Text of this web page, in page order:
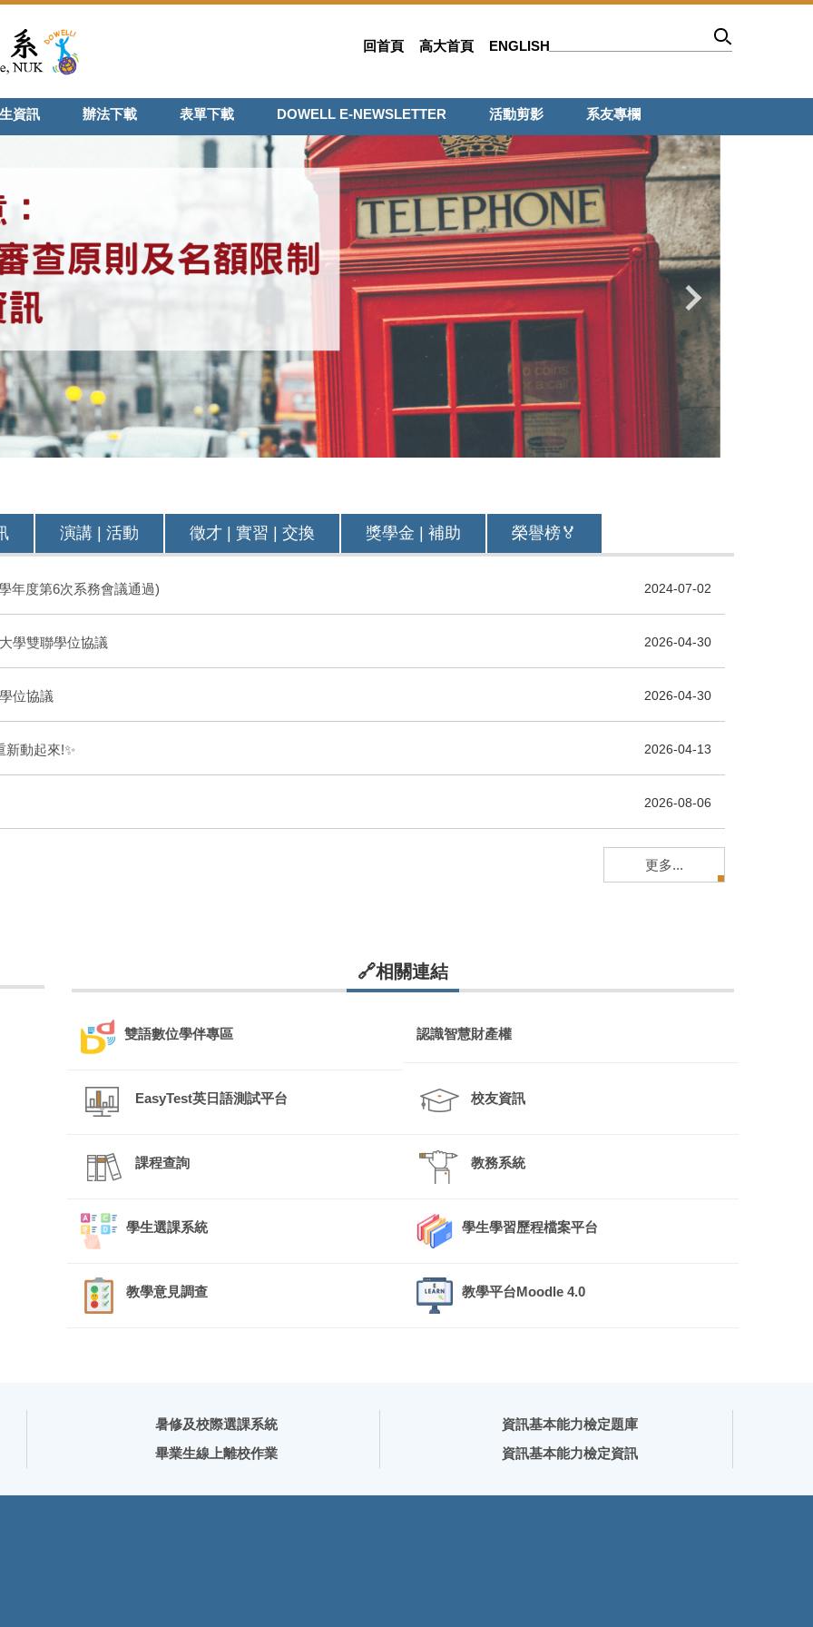
回首頁 高大首頁 ENGLISH
資訊 辦法下載 表單下載 DOWELL E-NEWSLETTER 活動剪影 系友專欄
演講 | 活動 徵才 | 實習 | 交換 獎學金 | 補助 榮譽榜🏅
年度第6次系務會議通過) 2024-07-02
學雙聯學位協議 2026-04-30
位協議 2026-04-30
新動起來!✨ 2026-04-13
2026-08-06
更多...
🔗相關連結
雙語數位學伴專區 認識智慧財產權
EasyTest英日語測試平台 校友資訊
課程查詢 教務系統
學生選課系統 學生學習歷程檔案平台
教學意見調查 教學平台Moodle 4.0
暑修及校際選課系統
畢業生線上離校作業
資訊基本能力檢定題庫
資訊基本能力檢定資訊